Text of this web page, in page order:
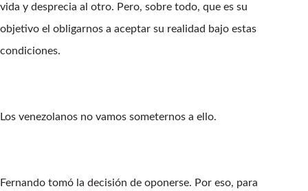
vida y desprecia al otro. Pero, sobre todo, que es su
objetivo el obligarnos a aceptar su realidad bajo estas
condiciones.
Los venezolanos no vamos someternos a ello.
Fernando tomó la decisión de oponerse. Por eso, para